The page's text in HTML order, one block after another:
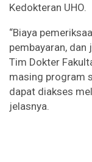
Kedokteran UHO.
“Biaya
pembayaran,
Tim Dokter
masing program
dapat diakses
jelasnya.